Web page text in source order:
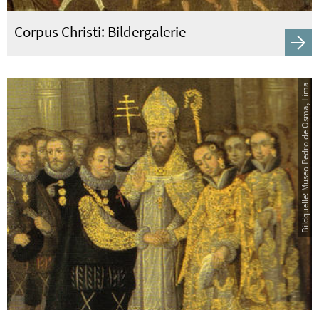
Corpus Christi: Bildergalerie
Bildquelle: Museo Pedro de Osma, Lima